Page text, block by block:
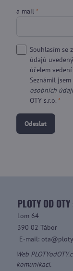
a mail *
Souhlasím se
údajů
účelem
Seznámil jsem
osobních
OTY s.r.o. *
Odeslat
PLOTY OD
Lom 64
390 02 Tábor
E-mail:
Web
komunikaci.